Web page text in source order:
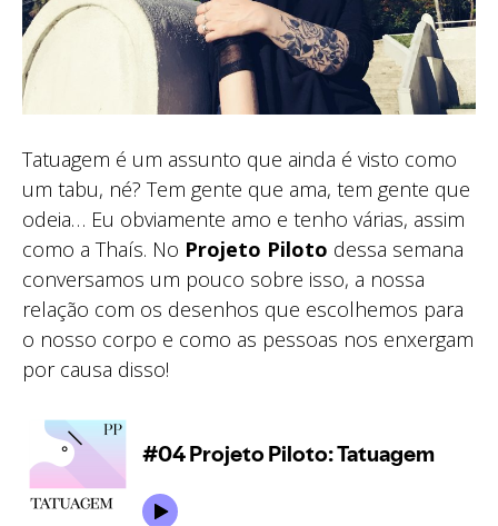
Tatuagem é um assunto que ainda é visto como
um tabu, né? Tem gente que ama, tem gente que
odeia… Eu obviamente amo e tenho várias, assim
como a Thaís. No Projeto Piloto dessa semana
conversamos um pouco sobre isso, a nossa
relação com os desenhos que escolhemos para
o nosso corpo e como as pessoas nos enxergam
por causa disso!